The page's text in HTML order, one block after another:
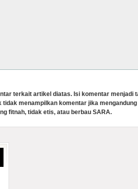
terkait artikel diatas. Isi komentar menjadi
tidak menampilkan komentar jika
fitnah, tidak etis, atau berbau SARA.